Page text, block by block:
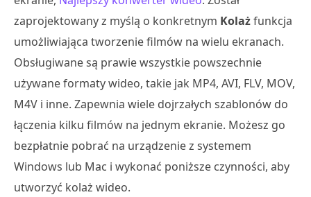
zaprojektowany z myślą o konkretnym Kolażfunkcja
umożliwiająca tworzenie filmów na wielu ekranach.
Obsługiwane są prawie wszystkie powszechnie
używane formaty wideo, takie jak MP4, AVI, FLV, MOV,
M4V i inne. Zapewnia wiele dojrzałych szablonów do
łączenia kilku filmów na jednym ekranie. Możesz go
bezpłatnie pobrać na urządzenie z systemem
Windows lub Mac i wykonać poniższe czynności, aby
utworzyć kolaż wideo.